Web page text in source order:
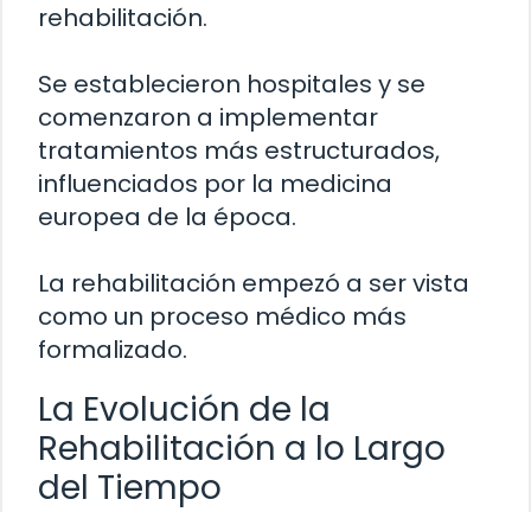
rehabilitación.
Se establecieron hospitales y se
comenzaron a implementar
tratamientos más estructurados,
influenciados por la medicina
europea de la época.
La rehabilitación empezó a ser vista
como un proceso médico más
formalizado.
La Evolución de la
Rehabilitación a lo Largo
del Tiempo